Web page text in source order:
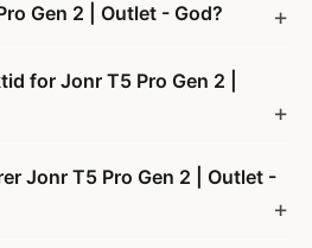
Gen 2 | Outlet - God?
for Jonr T5 Pro Gen 2 |
Jonr T5 Pro Gen 2 | Outlet -